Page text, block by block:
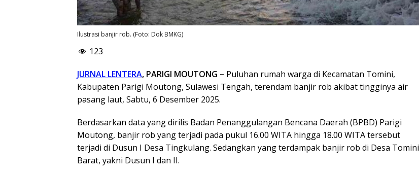
Ilustrasi banjir rob. (Foto: Dok BMKG)
123
JURNAL LENTERA, PARIGI MOUTONG – Puluhan rumah warga di Kecamatan Tomini,
Kabupaten Parigi Moutong, Sulawesi Tengah, terendam banjir rob akibat tingginya air
pasang laut, Sabtu, 6 Desember 2025.
Berdasarkan data yang dirilis Badan Penanggulangan Bencana Daerah (BPBD) Parigi
Moutong, banjir rob yang terjadi pada pukul 16.00 WITA hingga 18.00 WITA tersebut
terjadi di Dusun I Desa Tingkulang. Sedangkan yang terdampak banjir rob di Desa Tomini
Barat, yakni Dusun I dan II.